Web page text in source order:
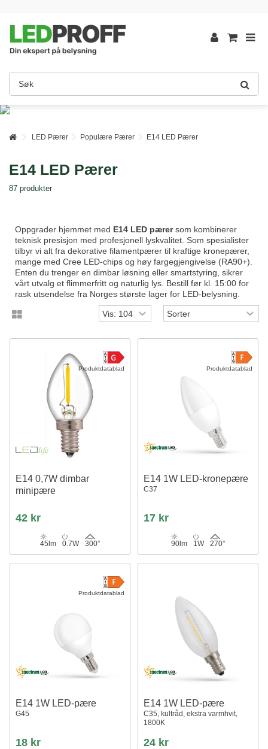
LED Pærer Populære Pærer E14 LED Pærer
E14 LED Pærer
87 produkter
Oppgrader hjemmet med E14 LED pærersom kombinerer
teknisk presisjon med profesjonell lyskvalitet. Som spesialister
tilbyr vi alt fra dekorative filamentpærer til kraftige kronepærer,
mange med Cree LED-chips og høy fargegjengivelse (RA90+).
Enten du trenger en dimbar løsning eller smartstyring, sikrer
vårt utvalg et flimmerfritt og naturlig lys. Bestill før kl. 15:00 for
rask utsendelse fra Norges største lager for LED-belysning.
Produktdatablad
E14 0,7W dimbar
minipære
42 kr
45lm 0.7W 300°
Produktdatablad
E14 1W LED-kronepære
C37
17 kr
90lm 1W 270°
Produktdatablad
E14 1W LED-pære
G45
18 kr
E14 1W LED-pære
C35, kultråd, ekstra varmhvit,
1800K
24 kr